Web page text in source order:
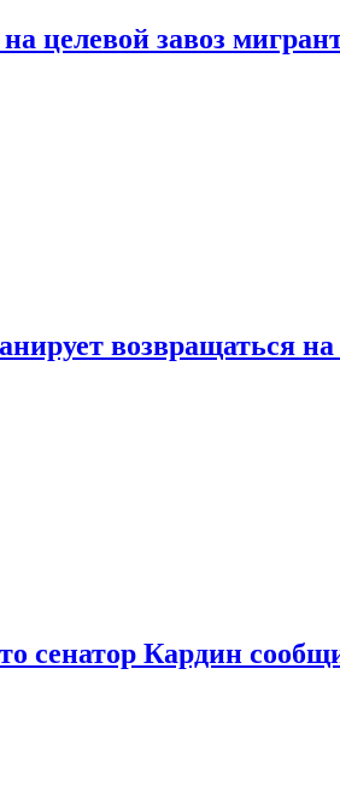
целевой завоз
возвращаться на
сенатор Кардин